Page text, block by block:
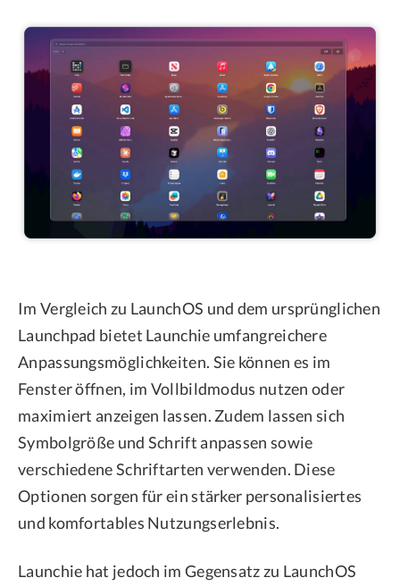
Im Vergleich zu LaunchOS und dem ursprünglichen
Launchpad bietet Launchie umfangreichere
Anpassungsmöglichkeiten. Sie können es im
Fenster öffnen, im Vollbildmodus nutzen oder
maximiert anzeigen lassen. Zudem lassen sich
Symbolgröße und Schrift anpassen sowie
verschiedene Schriftarten verwenden. Diese
Optionen sorgen für ein stärker personalisiertes
und komfortables Nutzungserlebnis.
Launchie hat jedoch im Gegensatz zu LaunchOS